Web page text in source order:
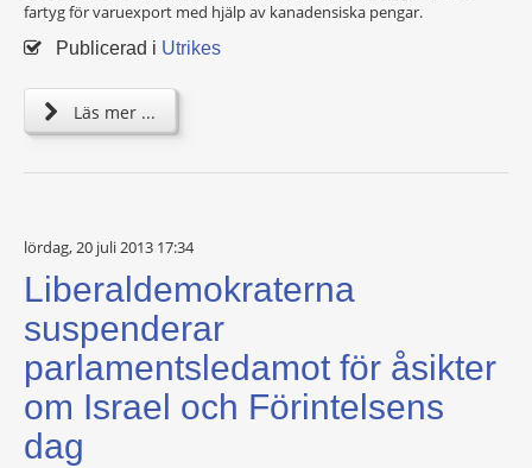
fartyg för varuexport med hjälp av kanadensiska pengar.
Publicerad i Utrikes
Läs mer ...
lördag, 20 juli 2013 17:34
Liberaldemokraterna
suspenderar
parlamentsledamot för åsikter
om Israel och Förintelsens
dag